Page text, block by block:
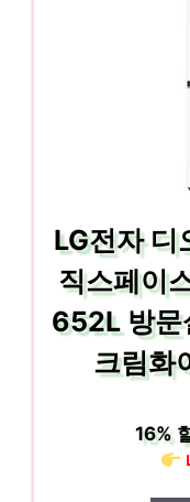
LG전자 디
직스페이
652L 방
크림화
16%